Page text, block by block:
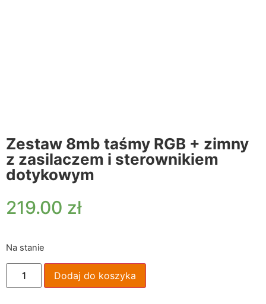
Zestaw 8mb taśmy RGB + zimny
z zasilaczem i sterownikiem
dotykowym
219.00 zł
Na stanie
Dodaj do koszyka